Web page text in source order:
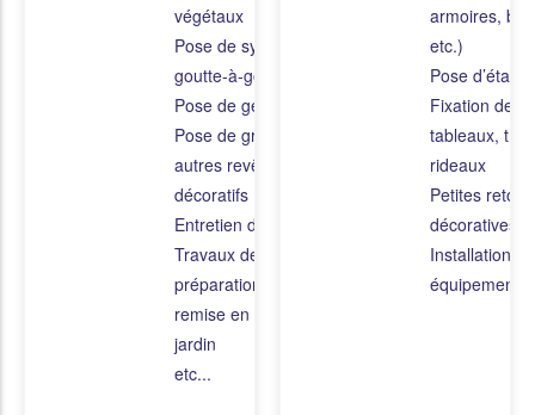
végétaux
Pose de système de
goutte-à-goutte
Pose de géotextile
Pose de gravier ou
autres revêtements
décoratifs
Entretien de piscine
Travaux de
préparation ou
remise en état du
jardin
etc...
armoires,
etc.)
Pose
Fixation de
tableaux,
rideaux
Petites
décoratives
Installation
équipements